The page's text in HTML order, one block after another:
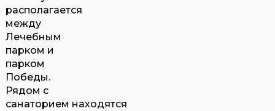
располагается
между
Лечебным
парком и
парком
Победы.
Рядом с
санаторием находятся